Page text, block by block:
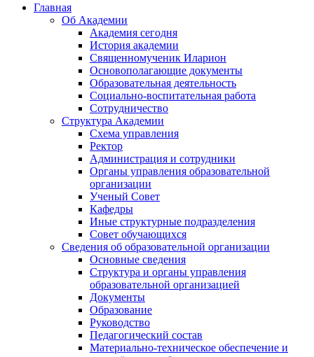
Главная
Об Академии
Академия сегодня
История академии
Священномученик Иларион
Основополагающие документы
Образовательная деятельность
Социально-воспитательная работа
Сотрудничество
Структура Академии
Схема управления
Ректор
Администрация и сотрудники
Органы управления образовательной
организации
Ученый Совет
Кафедры
Иные структурные подразделения
Совет обучающихся
Сведения об образовательной организации
Основные сведения
Структура и органы управления
образовательной организацией
Документы
Образование
Руководство
Педагогический состав
Материально-техническое обеспечение и